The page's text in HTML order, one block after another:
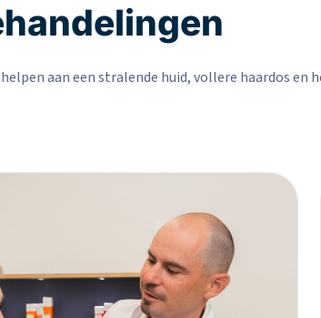
aan een stralende huid, vollere haardos en